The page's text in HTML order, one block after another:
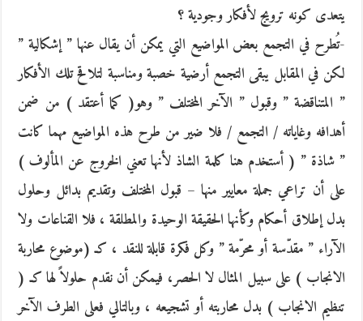
يتعدى كونه ترويج لأفكار وجودية ؟
-تُطرح في التجمع بعض المواضيع التي يمكن أن يقال عنها ” إشكالية ”
لكن في المقابل يبقى التجمع أرضية خصبة ومناسبة لتلاقح تلك الأفكار
” المتناقضة ” وقبول ” الآخر المختلف ” وهو( كما أعتقد ) من ضمن
أهدافه وغاياته / التجمع / فلا ضير من طرح هذه المواضيع مهما كانت
” شاذة ” ( أستخدم هنا كلمة الشاذ لأنها تعني الخروج عن المألوف )
على أن تراعي جملة معايير منها – قبول المختلف وتقديم بدائل وحلول
بدل إطلاق أحكام وكأنها الحقيقة الوحيدة والمطلقة ، فلا القناعات ولا
الآراء ” مقدّسة أو محرّمة ” وكل فكرة قابلة للنقد ، كـ (موضوع محاربة
الانجاب ) على سبيل المثال لا الحصر، فيمكن أن نقدم حلولاً لها كـ (
تنظيم الانجاب ) بدل محاربته أو تشجيعه ، وبالتالي فعلى الطرف الآخر